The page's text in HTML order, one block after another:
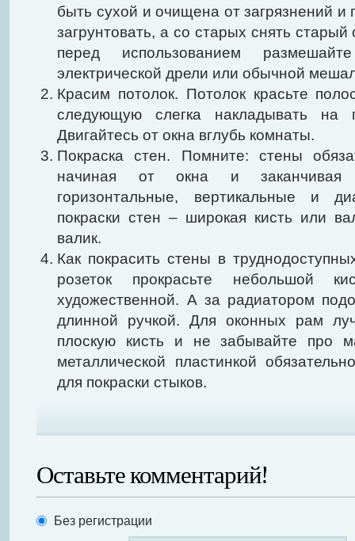
быть сухой и очищена от загрязнений
загрунтовать, а со старых снять
перед использованием
электрической дрели или обычной
Красим потолок. Потолок красьте
следующую слегка накладывать на
Двигайтесь от окна вглубь комнаты.
Покраска стен. Помните: стены
начиная от окна и
горизонтальные, вертикальные и
покраски стен – широкая кисть или
валик.
Как покрасить стены в
розеток прокрасьте небольшой
художественной. А за радиатором
длинной ручкой. Для оконных рам
плоскую кисть и не забывайте про
металлической пластинкой
для покраски стыков.
Оставьте комментарий!
Без регистрации